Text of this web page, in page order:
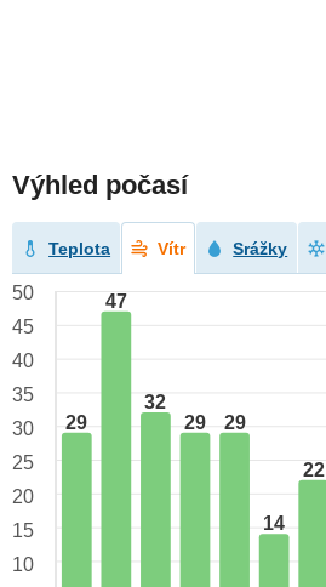
Výhled počasí
Teplota Vítr Srážky
29
47
32
29
29
14
22
50
45
40
35
30
25
20
15
10